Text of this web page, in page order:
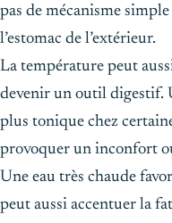
pas de mécanisme
l’estomac de l’extérieur.
La température peut
devenir un outil digestif.
plus tonique chez
provoquer un inconfort
Une eau très chaude
peut aussi accentuer la